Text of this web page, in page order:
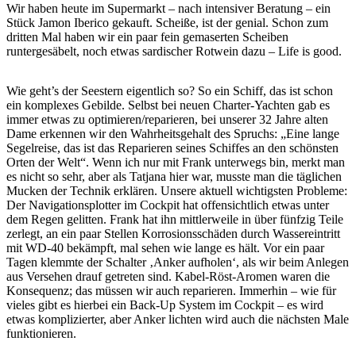
Wir haben heute im Supermarkt – nach intensiver Beratung – ein
Stück Jamon Iberico gekauft. Scheiße, ist der genial. Schon zum
dritten Mal haben wir ein paar fein gemaserten Scheiben
runtergesäbelt, noch etwas sardischer Rotwein dazu – Life is good.
Wie geht’s der Seestern eigentlich so? So ein Schiff, das ist schon
ein komplexes Gebilde. Selbst bei neuen Charter-Yachten gab es
immer etwas zu optimieren/reparieren, bei unserer 32 Jahre alten
Dame erkennen wir den Wahrheitsgehalt des Spruchs: „Eine lange
Segelreise, das ist das Reparieren seines Schiffes an den schönsten
Orten der Welt“. Wenn ich nur mit Frank unterwegs bin, merkt man
es nicht so sehr, aber als Tatjana hier war, musste man die täglichen
Mucken der Technik erklären. Unsere aktuell wichtigsten Probleme:
Der Navigationsplotter im Cockpit hat offensichtlich etwas unter
dem Regen gelitten. Frank hat ihn mittlerweile in über fünfzig Teile
zerlegt, an ein paar Stellen Korrosionsschäden durch Wassereintritt
mit WD-40 bekämpft, mal sehen wie lange es hält. Vor ein paar
Tagen klemmte der Schalter ‚Anker aufholen‘, als wir beim Anlegen
aus Versehen drauf getreten sind. Kabel-Röst-Aromen waren die
Konsequenz; das müssen wir auch reparieren. Immerhin – wie für
vieles gibt es hierbei ein Back-Up System im Cockpit – es wird
etwas komplizierter, aber Anker lichten wird auch die nächsten Male
funktionieren.